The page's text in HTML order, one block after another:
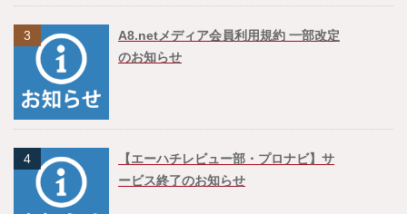
3
A8.netメディア会員利用規約 一部改定
のお知らせ
4
【エーハチレビュー部・プロナビ】サ
ービス終了のお知らせ